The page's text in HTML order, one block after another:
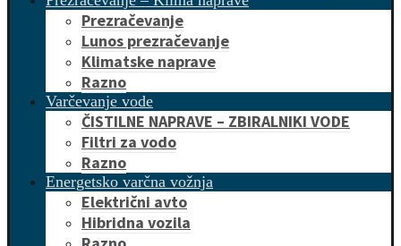
Prezračevanje
Lunos prezračevanje
Klimatske naprave
Razno
Varčevanje vode
ČISTILNE NAPRAVE – ZBIRALNIKI VODE
Filtri za vodo
Razno
Energetsko varčna vožnja
Električni avto
Hibridna vozila